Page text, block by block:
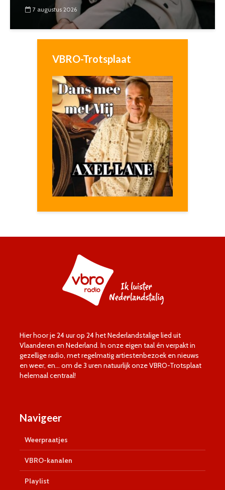
7 augustus 2026
VBRO-Trotsplaat
Hier hoor je 24 uur op 24 het Nederlandstalige lied uit
Vlaanderen en Nederland. In onze eigen taal én verpakt in
gezellige radio, met regelmatig artiestenbezoek en nieuws
en weer, en… om de 3 uren natuurlijk onze VBRO-Trotsplaat
helemaal centraal!
Navigeer
Weerpraatjes
VBRO-kanalen
Playlist